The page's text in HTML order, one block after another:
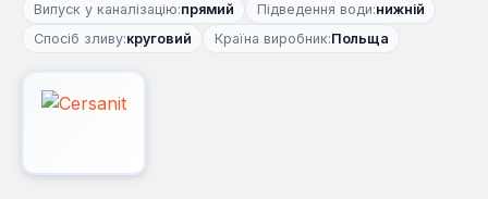
Випуск у каналізацію:прямий Підведення води:нижній
Спосіб зливу:круговий Країна виробник:Польща